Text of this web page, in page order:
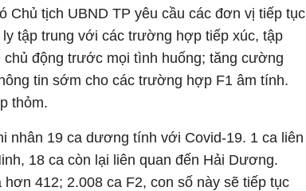
Chủ tịch UBND TP yêu cầu các đơn vị tiếp tục
tập trung với các trường hợp tiếp xúc, tập
chủ động trước mọi tình huống; tăng cường
tin sớm cho các trường hợp F1 âm tính.
thỏm.
nhân 19 ca dương tính với Covid-19. 1 ca liên
18 ca còn lại liên quan đến Hải Dương.
412; 2.008 ca F2, con số này sẽ tiếp tục